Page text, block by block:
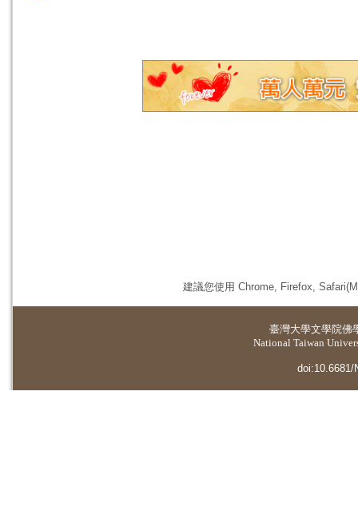
建議您使用 Chrome, Firefox,
臺灣大學文學院佛
National Taiwan
doi:10.6681/